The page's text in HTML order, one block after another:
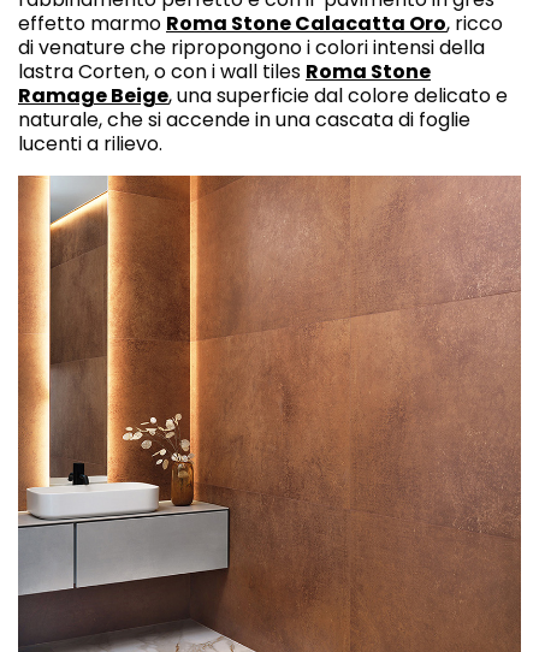
effetto marmo Roma Stone Calacatta Oro, ricco
di venature che ripropongono i colori intensi della
lastra Corten, o con i wall tiles Roma Stone
Ramage Beige, una superficie dal colore delicato e
naturale, che si accende in una cascata di foglie
lucenti a rilievo.